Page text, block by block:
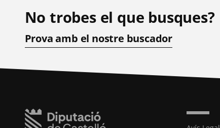
No trobes el que busques?
Prova amb el nostre buscador